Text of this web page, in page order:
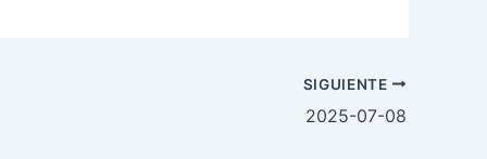
SIGUIENTE
2025-07-08